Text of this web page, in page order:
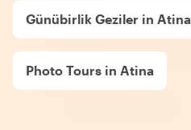
Günübirlik Geziler in Atina
Photo Tours in Atina